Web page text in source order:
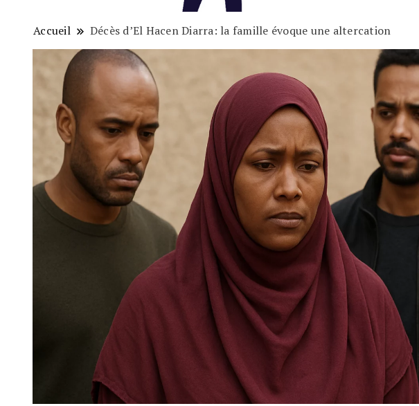
Accueil Décès d’El Hacen Diarra: la famille évoque une altercation